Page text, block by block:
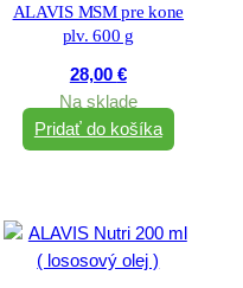
ALAVIS MSM pre kone
plv. 600 g
28,00 €
Na sklade
Pridať do košíka